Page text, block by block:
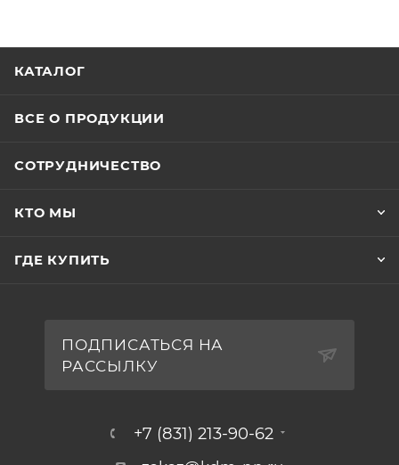
КАТАЛОГ
ВСЕ О ПРОДУКЦИИ
СОТРУДНИЧЕСТВО
КТО МЫ
ГДЕ КУПИТЬ
ПОДПИСАТЬСЯ НА
РАССЫЛКУ
+7 (831) 213-90-62